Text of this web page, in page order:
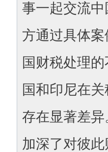
事一起交流
方通过具体
国财税处理
国和印尼在
存在显著差
加深了对彼